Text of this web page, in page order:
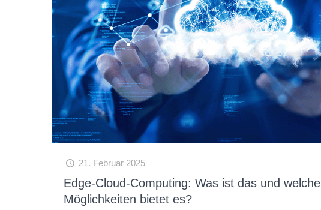
21. Februar 2025
Edge-Cloud-Computing: Was ist das und welche
Möglichkeiten bietet es?